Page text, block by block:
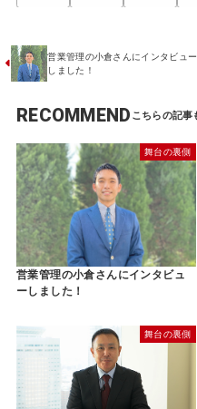
営業管理の小倉さんにインタビュー
しました！
RECOMMEND
舞台の裏側
営業管理の小倉さんにインタビュ
ーしました！
舞台の裏側